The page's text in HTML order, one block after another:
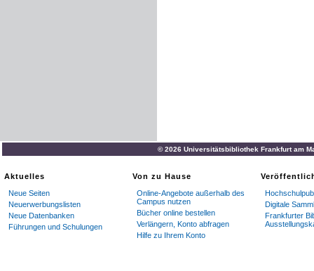
© 2026 Universitätsbibliothek Frankfurt am
Aktuelles
Neue Seiten
Neuerwerbungslisten
Neue Datenbanken
Führungen und Schulungen
Von zu Hause
Online-Angebote außerhalb des
Campus nutzen
Bücher online bestellen
Verlängern, Konto abfragen
Hilfe zu Ihrem Konto
Digitale
Frankfurter